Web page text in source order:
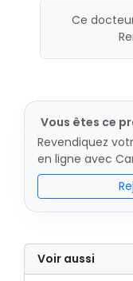
Ce
Vous êtes ce
Revendiquez
en ligne avec
Voir aussi